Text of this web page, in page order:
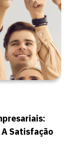
Satisfação